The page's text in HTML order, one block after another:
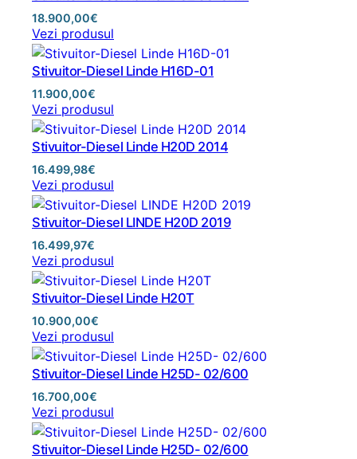
18.900,00€
Vezi produsul
Stivuitor-Diesel Linde H16D-01
11.900,00€
Vezi produsul
Stivuitor-Diesel Linde H20D 2014
16.499,98€
Vezi produsul
Stivuitor-Diesel LINDE H20D 2019
16.499,97€
Vezi produsul
Stivuitor-Diesel Linde H20T
10.900,00€
Vezi produsul
Stivuitor-Diesel Linde H25D- 02/600
16.700,00€
Vezi produsul
Stivuitor-Diesel Linde H25D- 02/600